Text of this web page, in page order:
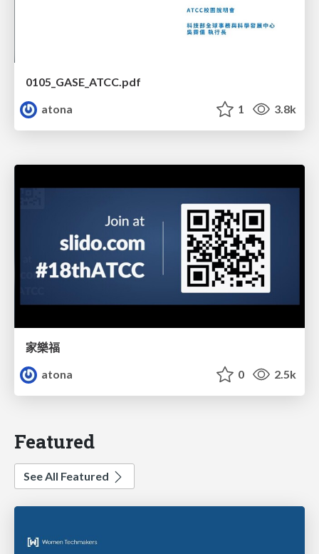
0105_GASE_ATCC.pdf
atona
1 3.8k
家樂福
atona
0 2.5k
Featured
See All Featured